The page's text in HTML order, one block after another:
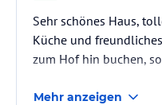
Sehr schönes Haus,
Küche und
zum Hof hin buchen,
Mehr anzeigen